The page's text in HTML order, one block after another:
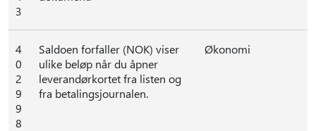
3
4
0
2
9
9
8
Saldoen forfaller (NOK) viser
ulike beløp når du åpner
leverandørkortet fra listen og
fra betalingsjournalen.
Økonomi